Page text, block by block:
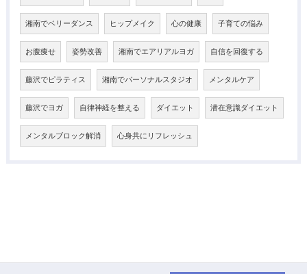
湘南でベリーダンス ヒップメイク 心の健康 子育ての悩み
お腹痩せ 姿勢改善 湘南でエアリアルヨガ 自信を回復する
藤沢でピラティス 湘南でパーソナルスタジオ メンタルケア
藤沢でヨガ 自律神経を整える ダイエット 潜在意識ダイエット
メンタルブロック解消 心身共にリフレッシュ